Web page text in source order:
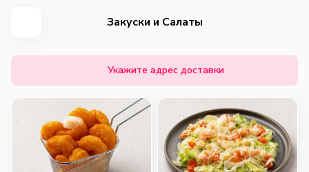
Закуски и Салаты
Укажите адрес доставки